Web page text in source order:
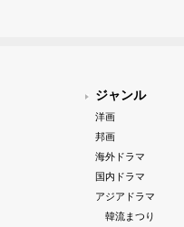
ジャンル
洋画
邦画
海外ドラマ
国内ドラマ
アジアドラマ
韓流まつり